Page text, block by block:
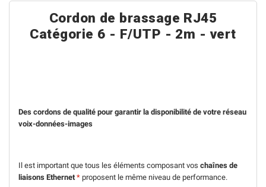
Cordon de brassage RJ45
Catégorie 6 - F/UTP - 2m - vert
Des cordons de qualité pour garantir la disponibilité de votre réseau
voix-données-images
Il est important que tous les éléments composant vos chaînes de
liaisons Ethernet* proposent le même niveau de performance.